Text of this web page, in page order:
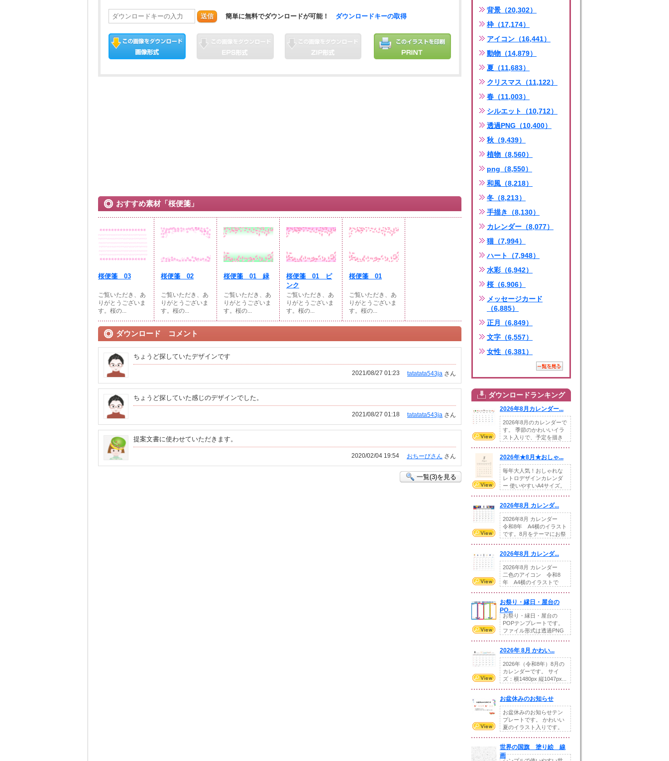
送信 簡単に無料でダウンロードが可能！ ダウンロードキーの取得
おすすめ素材「桜便箋」
桜便箋 03
ご覧いただき、あ
りがとうございま
す。桜の...
桜便箋 02
ご覧いただき、あ
りがとうございま
す。桜の...
桜便箋 01 緑
ご覧いただき、あ
りがとうございま
す。桜の...
桜便箋 01 ピ
ンク
ご覧いただき、あ
りがとうございま
す。桜の...
桜便箋 01
ご覧いただき、あ
りがとうございま
す。桜の...
ダウンロード コメント
ちょうど探していたデザインです
tatatata543ja さん
2021/08/27 01:23
ちょうど探していた感じのデザインでした。
tatatata543ja さん
2021/08/27 01:18
提案文書に使わせていただきます。
おちーびさん さん
2020/02/04 19:54
一覧(3)を見る
背景（20,302）
枠（17,174）
アイコン（16,441）
動物（14,879）
夏（11,683）
クリスマス（11,122）
春（11,003）
シルエット（10,712）
透過PNG（10,400）
秋（9,439）
植物（8,560）
png（8,550）
和風（8,218）
冬（8,213）
手描き（8,130）
カレンダー（8,077）
猫（7,994）
ハート（7,948）
水彩（6,942）
桜（6,906）
メッセージカード
（6,885）
正月（6,849）
文字（6,557）
女性（6,381）
ダウンロードランキング
2026年8月カレンダー...
2026年8月のカレンダーで
す。 季節のかわいいイラ
スト入りで、予定を描き
2026年★8月★おしゃ...
毎年大人気！おしゃれな
レトロデザインカレンダ
ー 使いやすいA4サイズ。
2026年8月 カレンダ...
2026年8月 カレンダー
令和8年 A4横のイラスト
です。8月をテーマにお祭
2026年8月 カレンダ...
2026年8月 カレンダー
二色のアイコン 令和8
年 A4横のイラストで
お祭り・縁日・屋台の
PO...
お祭り・縁日・屋台の
POPテンプレートです。
ファイル形式は透過PNG
2026年 8月 かわい...
2026年（令和8年）8月の
カレンダーです。 サイ
ズ：横1480px 縦1047px...
お盆休みのお知らせ
お盆休みのお知らせテン
プレートです。 かわいい
夏のイラスト入りです。
世界の国旗 塗り絵 線
画